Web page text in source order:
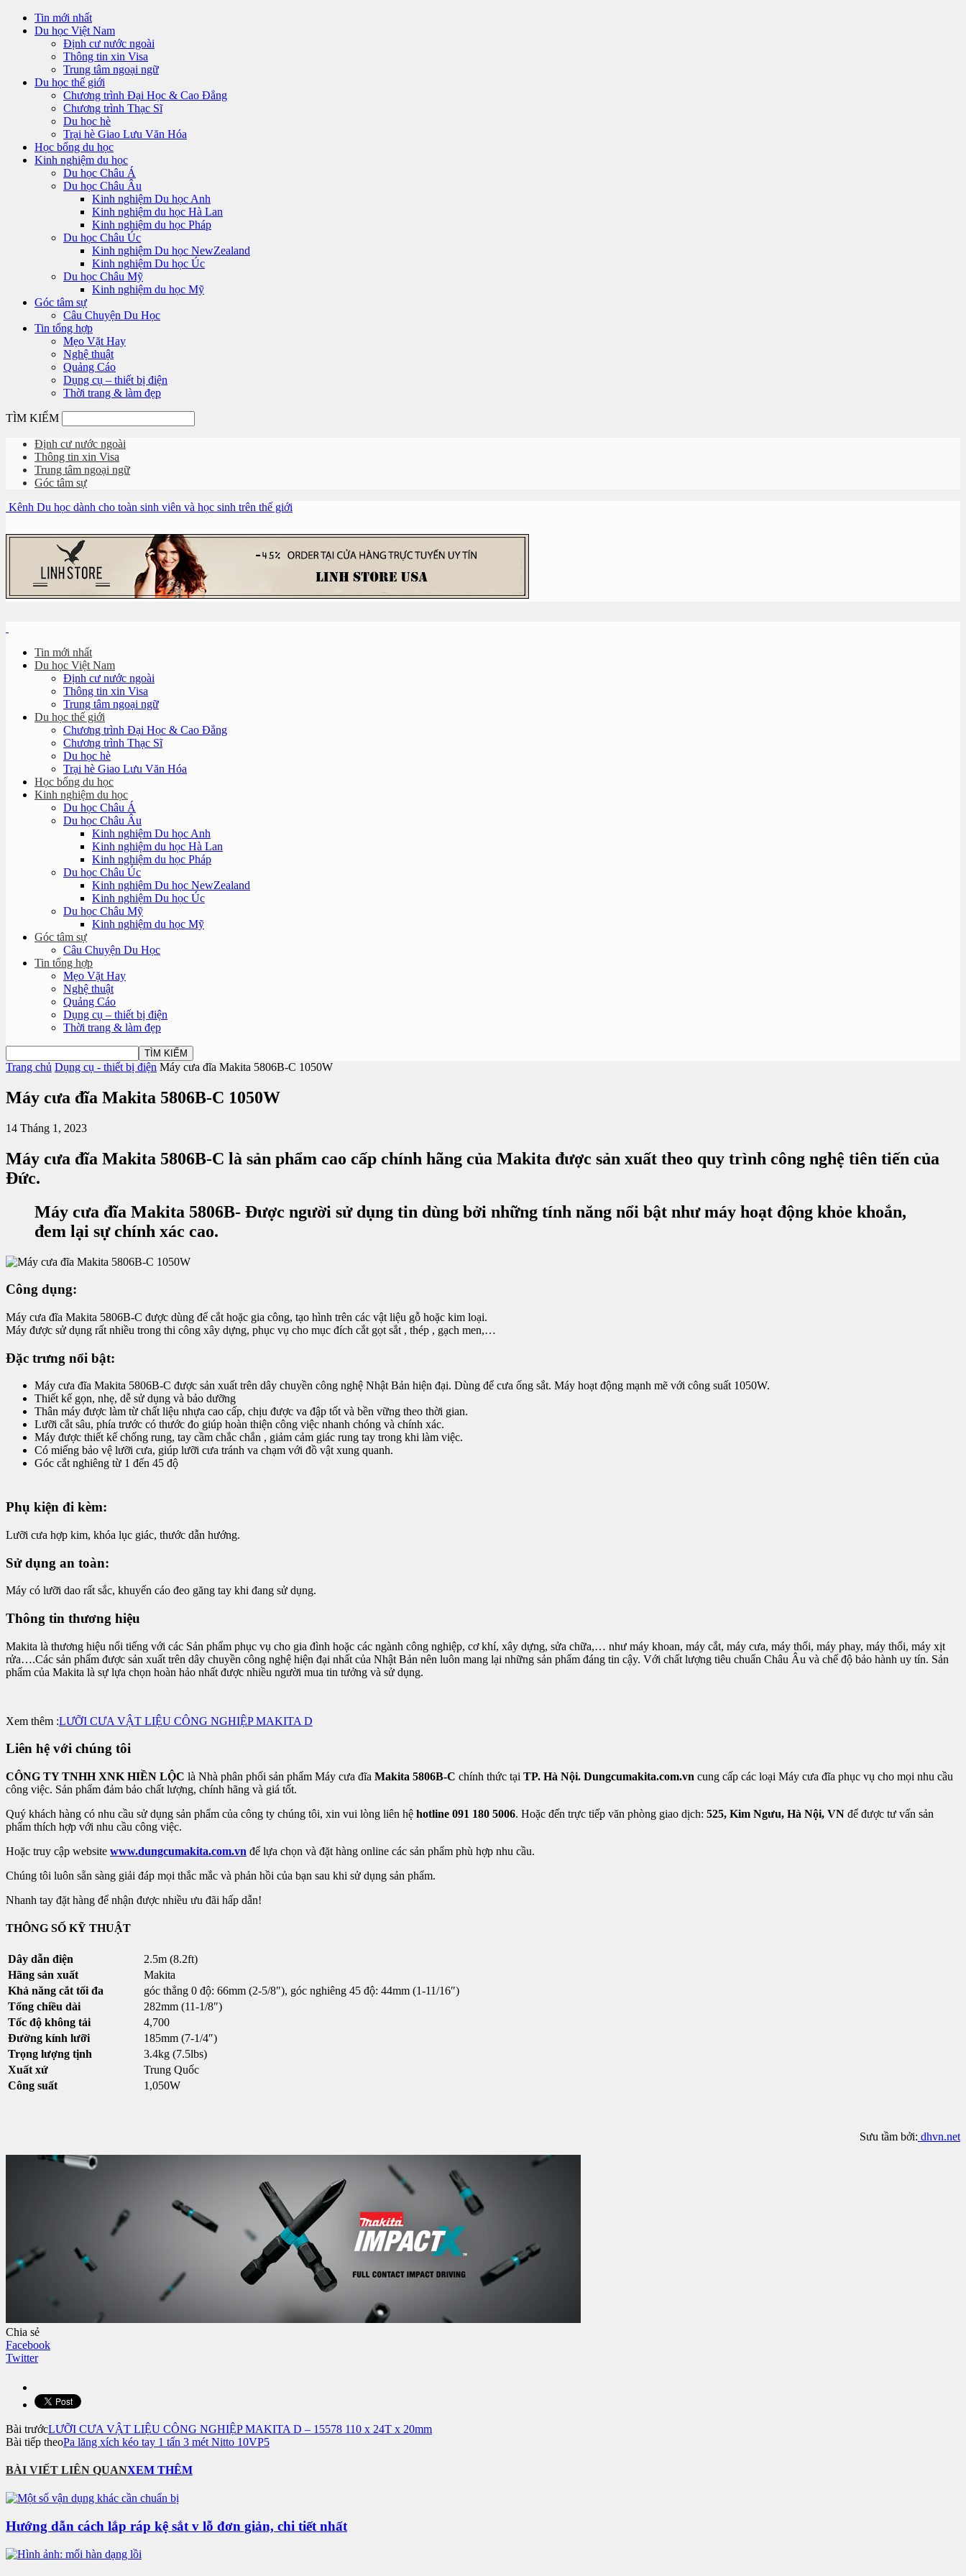
Tin mới nhất
Du học Việt Nam
Định cư nước ngoài
Thông tin xin Visa
Trung tâm ngoại ngữ
Du học thế giới
Chương trình Đại Học & Cao Đẳng
Chương trình Thạc Sĩ
Du học hè
Trại hè Giao Lưu Văn Hóa
Học bổng du học
Kinh nghiệm du học
Du học Châu Á
Du học Châu Âu
Kinh nghiệm Du học Anh
Kinh nghiệm du học Hà Lan
Kinh nghiệm du học Pháp
Du học Châu Úc
Kinh nghiệm Du học NewZealand
Kinh nghiệm Du học Úc
Du học Châu Mỹ
Kinh nghiệm du học Mỹ
Góc tâm sự
Câu Chuyện Du Học
Tin tổng hợp
Mẹo Vặt Hay
Nghệ thuật
Quảng Cáo
Dụng cụ – thiết bị điện
Thời trang & làm đẹp
TÌM KIẾM
Định cư nước ngoài
Thông tin xin Visa
Trung tâm ngoại ngữ
Góc tâm sự
Kênh Du học dành cho toàn sinh viên và học sinh trên thế giới
Tin mới nhất
Du học Việt Nam
Định cư nước ngoài
Thông tin xin Visa
Trung tâm ngoại ngữ
Du học thế giới
Chương trình Đại Học & Cao Đẳng
Chương trình Thạc Sĩ
Du học hè
Trại hè Giao Lưu Văn Hóa
Học bổng du học
Kinh nghiệm du học
Du học Châu Á
Du học Châu Âu
Kinh nghiệm Du học Anh
Kinh nghiệm du học Hà Lan
Kinh nghiệm du học Pháp
Du học Châu Úc
Kinh nghiệm Du học NewZealand
Kinh nghiệm Du học Úc
Du học Châu Mỹ
Kinh nghiệm du học Mỹ
Góc tâm sự
Câu Chuyện Du Học
Tin tổng hợp
Mẹo Vặt Hay
Nghệ thuật
Quảng Cáo
Dụng cụ – thiết bị điện
Thời trang & làm đẹp
Trang chủ Dụng cụ - thiết bị điện Máy cưa đĩa Makita 5806B-C 1050W
Máy cưa đĩa Makita 5806B-C 1050W
14 Tháng 1, 2023
Máy cưa đĩa Makita 5806B-C là sản phẩm cao cấp chính hãng của Makita được sản xuất theo quy trình công nghệ tiên tiến của
Đức.
Máy cưa đĩa Makita 5806B- Được người sử dụng tin dùng bởi những tính năng nổi bật như máy hoạt động khỏe khoắn,
đem lại sự chính xác cao.
Công dụng:
Máy cưa đĩa Makita 5806B-C được dùng để cắt hoặc gia công, tạo hình trên các vật liệu gỗ hoặc kim loại.
Máy được sử dụng rất nhiều trong thi công xây dựng, phục vụ cho mục đích cắt gọt sắt , thép , gạch men,…
Đặc trưng nổi bật:
Máy cưa đĩa Makita 5806B-C được sản xuất trên dây chuyền công nghệ Nhật Bản hiện đại. Dùng để cưa ống sắt. Máy hoạt động mạnh mẽ với công suất 1050W.
Thiết kế gọn, nhẹ, dễ sử dụng và bảo dưỡng
Thân máy được làm từ chất liệu nhựa cao cấp, chịu được va đập tốt và bền vững theo thời gian.
Lưỡi cắt sâu, phía trước có thước đo giúp hoàn thiện công việc nhanh chóng và chính xác.
Máy được thiết kế chống rung, tay cầm chắc chắn , giảm cảm giác rung tay trong khi làm việc.
Có miếng bảo vệ lưỡi cưa, giúp lưỡi cưa tránh va chạm với đồ vật xung quanh.
Góc cắt nghiêng từ 1 đến 45 độ
Phụ kiện đi kèm:
Lưỡi cưa hợp kim, khóa lục giác, thước dẫn hướng.
Sử dụng an toàn:
Máy có lưỡi dao rất sắc, khuyến cáo đeo găng tay khi đang sử dụng.
Thông tin thương hiệu
Makita là thương hiệu nổi tiếng với các Sản phẩm phục vụ cho gia đình hoặc các ngành công nghiệp, cơ khí, xây dựng, sửa chữa,… như máy khoan, máy cắt, máy cưa, máy thổi, máy phay, máy thổi, máy xịt
rửa….Các sản phẩm được sản xuất trên dây chuyền công nghệ hiện đại nhất của Nhật Bản nên luôn mang lại những sản phẩm đáng tin cậy. Với chất lượng tiêu chuẩn Châu Âu và chế độ bảo hành uy tín. Sản
phẩm của Makita là sự lựa chọn hoàn hảo nhất được nhiều người mua tin tưởng và sử dụng.
Xem thêm :LƯỠI CƯA VẬT LIỆU CÔNG NGHIỆP MAKITA D
Liên hệ với chúng tôi
CÔNG TY TNHH XNK HIỀN LỘC là Nhà phân phối sản phẩm Máy cưa đĩa Makita 5806B-C chính thức tại TP. Hà Nội. Dungcumakita.com.vn cung cấp các loại Máy cưa đĩa phục vụ cho mọi nhu cầu
công việc. Sản phẩm đảm bảo chất lượng, chính hãng và giá tốt.
Quý khách hàng có nhu cầu sử dụng sản phẩm của công ty chúng tôi, xin vui lòng liên hệ hotline 091 180 5006. Hoặc đến trực tiếp văn phòng giao dịch: 525, Kim Ngưu, Hà Nội, VN để được tư vấn sản
phẩm thích hợp với nhu cầu công việc.
Hoặc truy cập website www.dungcumakita.com.vn để lựa chọn và đặt hàng online các sản phẩm phù hợp nhu cầu.
Chúng tôi luôn sẵn sàng giải đáp mọi thắc mắc và phản hồi của bạn sau khi sử dụng sản phẩm.
Nhanh tay đặt hàng để nhận được nhiều ưu đãi hấp dẫn!
THÔNG SỐ KỸ THUẬT
Dây dẫn điện
2.5m (8.2ft)
Hãng sản xuất
Makita
Khả năng cắt tối đa
góc thẳng 0 độ: 66mm (2-5/8″), góc nghiêng 45 độ: 44mm (1-11/16″)
Tổng chiều dài
282mm (11-1/8″)
Tốc độ không tải
4,700
Đường kính lưỡi
185mm (7-1/4″)
Trọng lượng tịnh
3.4kg (7.5lbs)
Xuất xứ
Trung Quốc
Công suất
1,050W
Sưu tầm bởi: dhvn.net
Chia sẻ
Facebook
Twitter
Bài trướcLƯỠI CƯA VẬT LIỆU CÔNG NGHIỆP MAKITA D – 15578 110 x 24T x 20mm
Bài tiếp theoPa lăng xích kéo tay 1 tấn 3 mét Nitto 10VP5
BÀI VIẾT LIÊN QUANXEM THÊM
Hướng dẫn cách lắp ráp kệ sắt v lỗ đơn giản, chi tiết nhất